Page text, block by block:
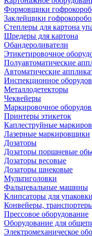
Формовщики
Заклейщики
Степлеры для картона
Шредеры для картона
Обандероливатели
Этикетировочное
Полуавтоматические
Автоматические
Инспекционное
Металлодетекторы
Чеквейеры
Маркировочное
Принтеры этикеток
Каплеструйные
Лазерные маркировщики
Дозаторы
Дозаторы поршневые
Дозаторы весовые
Дозаторы шнековые
Мультиголовки
Фальцевальные машины
Клипсаторы для упаковки
Конвейеры,
Прессовое оборудование
Оборудование для
Электромеханическое